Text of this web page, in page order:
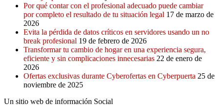
Por qué contar con el profesional adecuado puede cambiar
por completo el resultado de tu situación legal 17 de marzo de
2026
Evita la pérdida de datos críticos en servidores usando un no
break profesional 19 de febrero de 2026
Transformar tu cambio de hogar en una experiencia segura,
eficiente y sin complicaciones innecesarias 22 de enero de
2026
Ofertas exclusivas durante Cyberofertas en Cyberpuerta 25 de
noviembre de 2025
Un sitio web de información Social